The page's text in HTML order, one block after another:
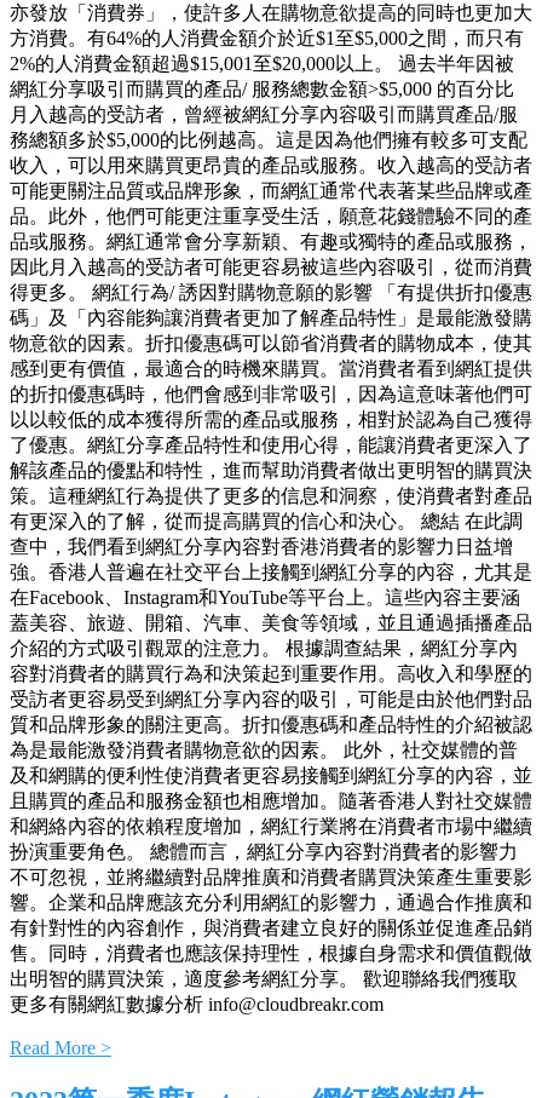
亦發放「消費券」，使許多人在購物意欲提高的同時也更加大
方消費。有64%的人消費金額介於近$1至$5,000之間，而只有
2%的人消費金額超過$15,001至$20,000以上。 過去半年因被
網紅分享吸引而購買的產品/ 服務總數金額>$5,000 的百分比
月入越高的受訪者，曾經被網紅分享內容吸引而購買產品/服
務總額多於$5,000的比例越高。這是因為他們擁有較多可支配
收入，可以用來購買更昂貴的產品或服務。收入越高的受訪者
可能更關注品質或品牌形象，而網紅通常代表著某些品牌或產
品。此外，他們可能更注重享受生活，願意花錢體驗不同的產
品或服務。網紅通常會分享新穎、有趣或獨特的產品或服務，
因此月入越高的受訪者可能更容易被這些內容吸引，從而消費
得更多。 網紅行為/ 誘因對購物意願的影響 「有提供折扣優惠
碼」及「內容能夠讓消費者更加了解產品特性」是最能激發購
物意欲的因素。折扣優惠碼可以節省消費者的購物成本，使其
感到更有價值，最適合的時機來購買。當消費者看到網紅提供
的折扣優惠碼時，他們會感到非常吸引，因為這意味著他們可
以以較低的成本獲得所需的產品或服務，相對於認為自己獲得
了優惠。網紅分享產品特性和使用心得，能讓消費者更深入了
解該產品的優點和特性，進而幫助消費者做出更明智的購買決
策。這種網紅行為提供了更多的信息和洞察，使消費者對產品
有更深入的了解，從而提高購買的信心和決心。 總結 在此調
查中，我們看到網紅分享內容對香港消費者的影響力日益增
強。香港人普遍在社交平台上接觸到網紅分享的內容，尤其是
在Facebook、Instagram和YouTube等平台上。這些內容主要涵
蓋美容、旅遊、開箱、汽車、美食等領域，並且通過插播產品
介紹的方式吸引觀眾的注意力。 根據調查結果，網紅分享內
容對消費者的購買行為和決策起到重要作用。高收入和學歷的
受訪者更容易受到網紅分享內容的吸引，可能是由於他們對品
質和品牌形象的關注更高。折扣優惠碼和產品特性的介紹被認
為是最能激發消費者購物意欲的因素。 此外，社交媒體的普
及和網購的便利性使消費者更容易接觸到網紅分享的內容，並
且購買的產品和服務金額也相應增加。隨著香港人對社交媒體
和網絡內容的依賴程度增加，網紅行業將在消費者市場中繼續
扮演重要角色。 總體而言，網紅分享內容對消費者的影響力
不可忽視，並將繼續對品牌推廣和消費者購買決策產生重要影
響。企業和品牌應該充分利用網紅的影響力，通過合作推廣和
有針對性的內容創作，與消費者建立良好的關係並促進產品銷
售。同時，消費者也應該保持理性，根據自身需求和價值觀做
出明智的購買決策，適度參考網紅分享。 歡迎聯絡我們獲取
更多有關網紅數據分析 info@cloudbreakr.com
Read More >